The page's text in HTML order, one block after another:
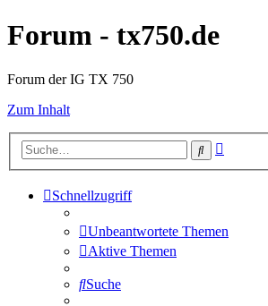
Forum - tx750.de
Forum der IG TX 750
Zum Inhalt
Suche
Schnellzugriff
Unbeantwortete Themen
Aktive Themen
Suche